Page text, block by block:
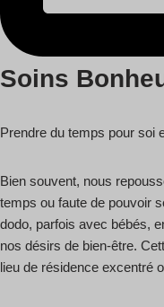
Soins
Prendre du temps pour soi
Bien souvent, nous
temps ou faute de pouvoir
dodo, parfois avec bébés,
nos désirs de bien-être.
lieu de résidence excentré